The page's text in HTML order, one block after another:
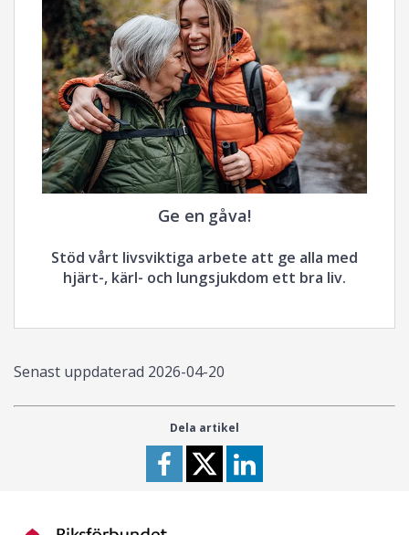
Ge en gåva!
Stöd vårt livsviktiga arbete att ge alla med
hjärt-, kärl- och lungsjukdom ett bra liv.
Senast uppdaterad 2026-04-20
Dela artikel